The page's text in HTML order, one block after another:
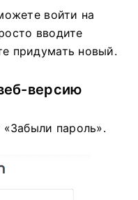
войти на
вводите
придумать новый.
версию
пароль».